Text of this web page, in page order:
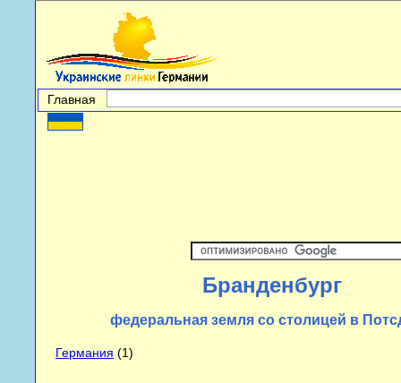
Главная
Бранденбург
федеральная земля со столицей в
Германия (1)